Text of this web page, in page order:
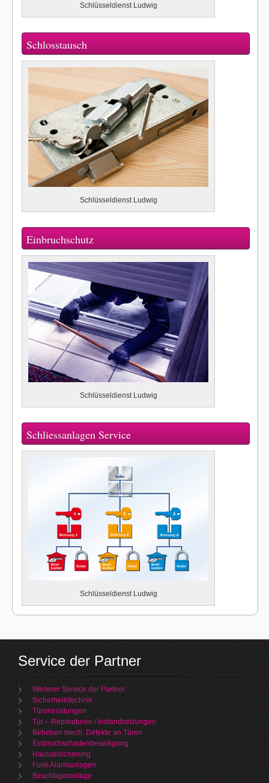
Schlüsseldienst Ludwig
Schlosstausch
Schlüsseldienst Ludwig
Einbruchschutz
Schlüsseldienst Ludwig
Schliessanlagen Service
Schlüsseldienst Ludwig
Service der Partner
Weiterer Service der Partner
Sicherheitstechnik
Türumrüstungen
Tür – Reparaturen / Instandsetzungen
Beheben mech. Defekte an Türen
Einbruchschadenbeseitigung
Hausabsicherung
Funk Alarmanlagen
Beschlagmontage